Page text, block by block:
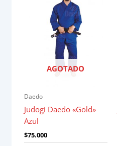
AGOTADO
Daedo
Judogi Daedo «Gold»
Azul
$75.000